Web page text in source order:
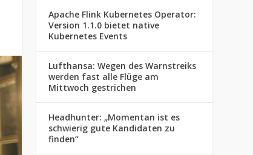
Apache Flink Kubernetes Operator:
Version 1.1.0 bietet native
Kubernetes Events
Lufthansa: Wegen des Warnstreiks
werden fast alle Flüge am
Mittwoch gestrichen
Headhunter: „Momentan ist es
schwierig gute Kandidaten zu
finden“